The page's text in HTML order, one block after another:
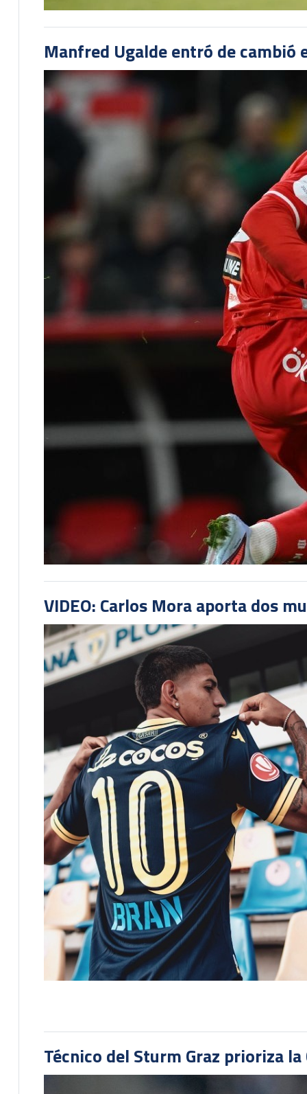
Manfred Ugalde entró de cambió
VIDEO: Carlos Mora aporta dos
Técnico del Sturm Graz prioriza